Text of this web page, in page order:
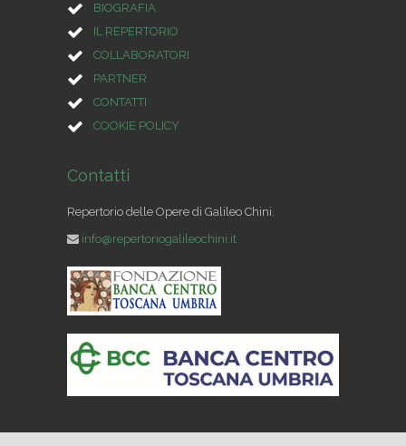
BIOGRAFIA
IL REPERTORIO
COLLABORATORI
PARTNER
CONTATTI
COOKIE POLICY
Contatti
Repertorio delle Opere di Galileo Chini.
info@repertoriogalileochini.it